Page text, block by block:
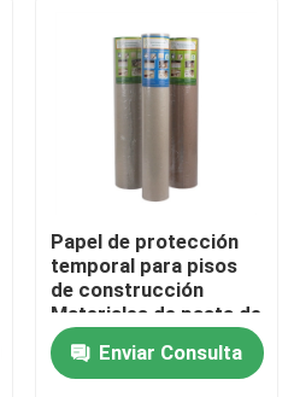
protector temporal
Papel de protección
temporal para pisos
de construcción
Materiales de pasta de
madera
Enviar Consulta